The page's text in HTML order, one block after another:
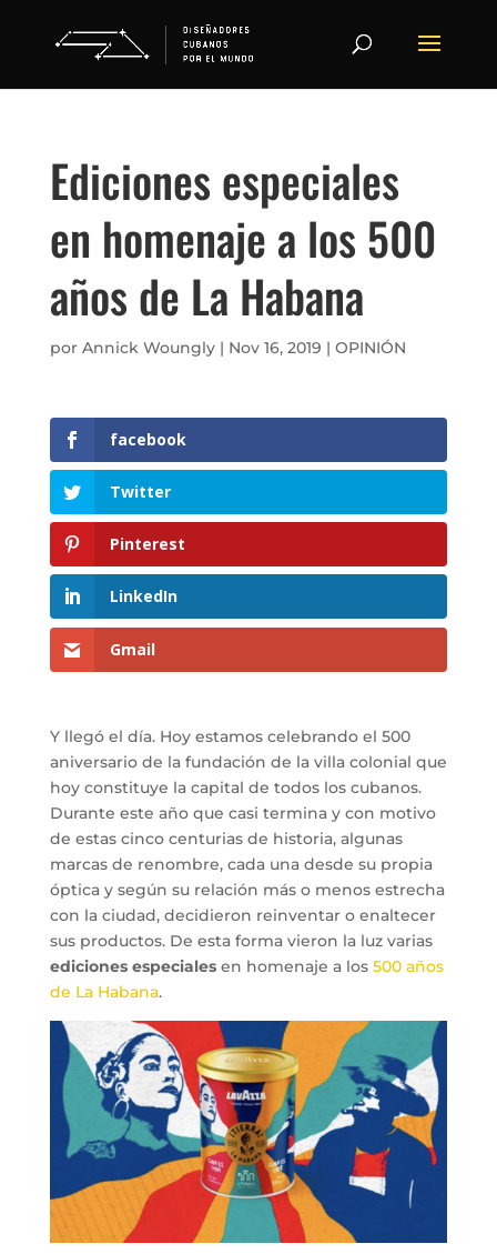
Ediciones especiales
en homenaje a los 500
años de La Habana
por Annick Woungly| Nov 16, 2019 | OPINIÓN
facebook
Twitter
Pinterest
LinkedIn
Gmail
Y llegó el día. Hoy estamos celebrando el 500
aniversario de la fundación de la villa colonial que
hoy constituye la capital de todos los cubanos.
Durante este año que casi termina y con motivo
de estas cinco centurias de historia, algunas
marcas de renombre, cada una desde su propia
óptica y según su relación más o menos estrecha
con la ciudad, decidieron reinventar o enaltecer
sus productos. De esta forma vieron la luz varias
ediciones especialesen homenaje a los 500 años
de La Habana.